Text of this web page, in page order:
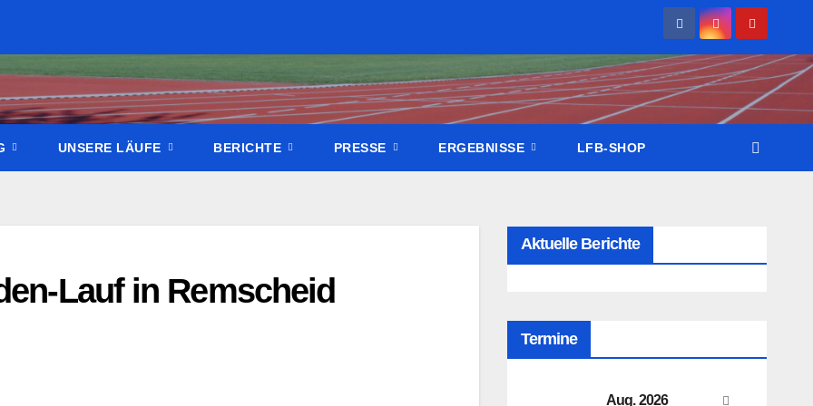
UNSERE LÄUFE BERICHTE PRESSE ERGEBNISSE LFB-SHOP
Lauf in Remscheid
Aktuelle Berichte
Termine
Aug. 2026